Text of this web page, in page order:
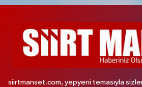
siirtmanset.com, yepyeni temasıyla